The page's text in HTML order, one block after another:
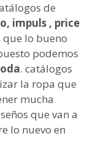
de
impuls , price
que lo bueno
podemos
. catálogos
la ropa que
mucha
que van a
lo nuevo en